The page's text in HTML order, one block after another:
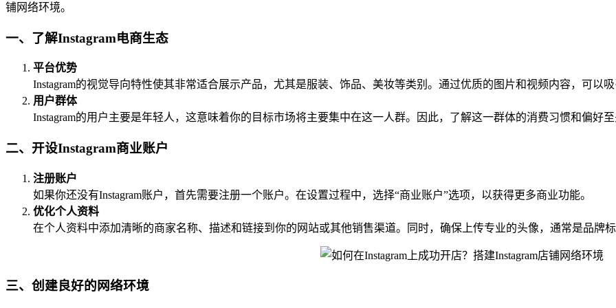
铺网络环境。
一、了解Instagram电商生态
平台优势
Instagram的视觉导向特性使其非常适合展示产品，尤其是服装、饰品、美妆等类别。通过优质的图片和视频内容，可以
用户群体
Instagram的用户主要是年轻人，这意味着你的目标市场将主要集中在这一人群。因此，了解这一群体的消费习惯和偏好
二、开设Instagram商业账户
注册账户
如果你还没有Instagram账户，首先需要注册一个账户。在设置过程中，选择“商业账户”选项，以获得更多商业功能。
优化个人资料
在个人资料中添加清晰的商家名称、描述和链接到你的网站或其他销售渠道。同时，确保上传专业的头像，通常是品牌
三、创建良好的网络环境